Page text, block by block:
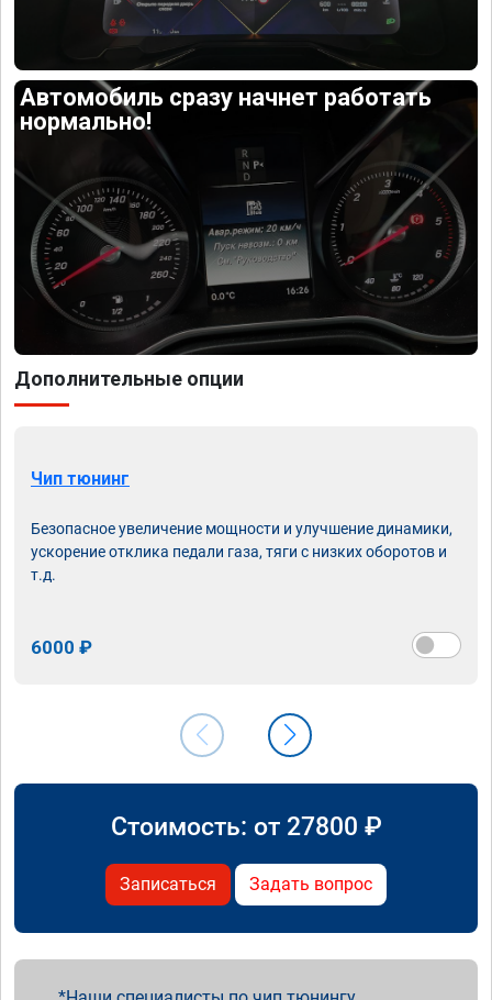
Автомобиль сразу начнет работать
нормально!
Дополнительные опции
Чип тюнинг
Безопасное увеличение мощности и улучшение динамики,
ускорение отклика педали газа, тяги с низких оборотов и
т.д.
6000 ₽
Стоимость: от 27800 ₽
Записаться Задать вопрос